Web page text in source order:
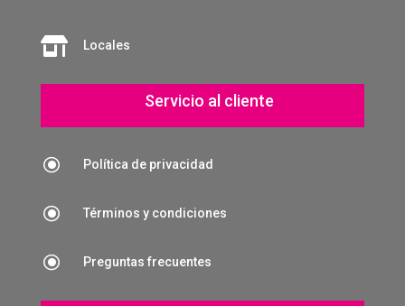
 Locales
Servicio al cliente
\ Política de privacidad
\ Términos y condiciones
\ Preguntas frecuentes